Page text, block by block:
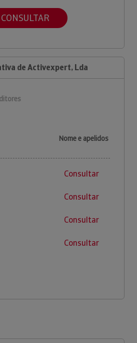
CONSULTAR
de Activexpert, Lda
Nome e apelidos
Consultar
Consultar
Consultar
Consultar